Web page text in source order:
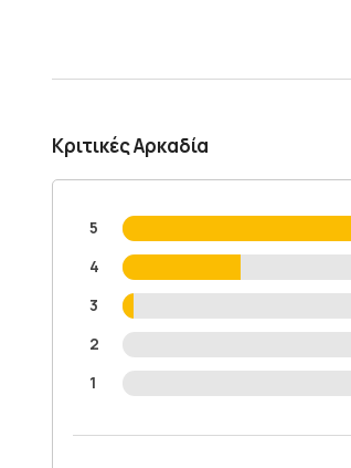
Κριτικές Αρκαδία
5
4
3
2
1